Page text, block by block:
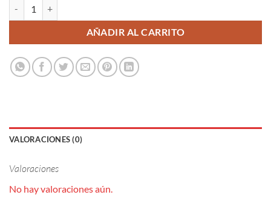
AÑADIR AL CARRITO
VALORACIONES (0)
Valoraciones
No hay valoraciones aún.